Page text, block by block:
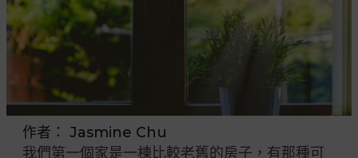
作者：
Jasmine Chu
我們第一個家是一棟比較老舊的房子，有那種可